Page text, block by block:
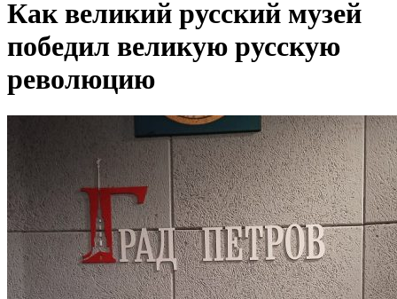
Как великий русский музей
победил великую русскую
революцию